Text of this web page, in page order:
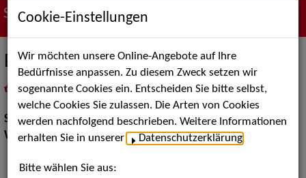
Suche nach Künstler*innen
Burlesque
als PDF speichern
inMeine Merklistelegen
Show:Walk Acts Animation
Walk Acts Animation:Walk Acts, Stelzenlauf
Cookie-Einstellungen
Wir möchten unsere Online-Angebote auf Ihre
Bedürfnisse anpassen. Zu diesem Zweck setzen wir
sogenannte Cookies ein. Entscheiden Sie bitte selbst,
welche Cookies Sie zulassen. Die Arten von Cookies
werden nachfolgend beschrieben. Weitere Informationen
erhalten Sie in unserer
Datenschutzerklärung
Bitte wählen Sie aus: